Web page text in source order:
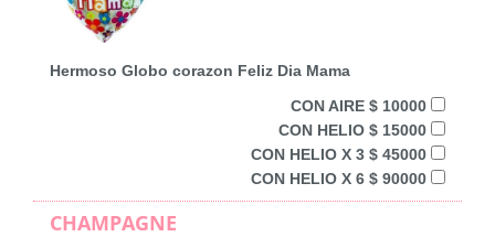
Hermoso Globo corazon Feliz Dia Mama
CON AIRE $ 10000
CON HELIO $ 15000
CON HELIO X 3 $ 45000
CON HELIO X 6 $ 90000
CHAMPAGNE